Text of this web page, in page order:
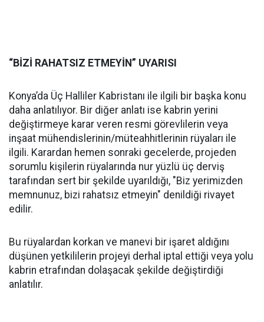
“BİZİ RAHATSIZ ETMEYİN” UYARISI
Konya’da Üç Halliler Kabristanı ile ilgili bir başka konu
daha anlatılıyor. Bir diğer anlatı ise kabrin yerini
değiştirmeye karar veren resmi görevlilerin veya
inşaat mühendislerinin/müteahhitlerinin rüyaları ile
ilgili. Karardan hemen sonraki gecelerde, projeden
sorumlu kişilerin rüyalarında nur yüzlü üç derviş
tarafından sert bir şekilde uyarıldığı, "Biz yerimizden
memnunuz, bizi rahatsız etmeyin" denildiği rivayet
edilir.
Bu rüyalardan korkan ve manevi bir işaret aldığını
düşünen yetkililerin projeyi derhal iptal ettiği veya yolu
kabrin etrafından dolaşacak şekilde değiştirdiği
anlatılır.